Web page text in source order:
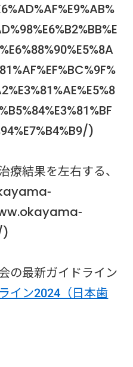
)
療結果を左右する、
)
の最新ガイドライン
イン2024（日本歯